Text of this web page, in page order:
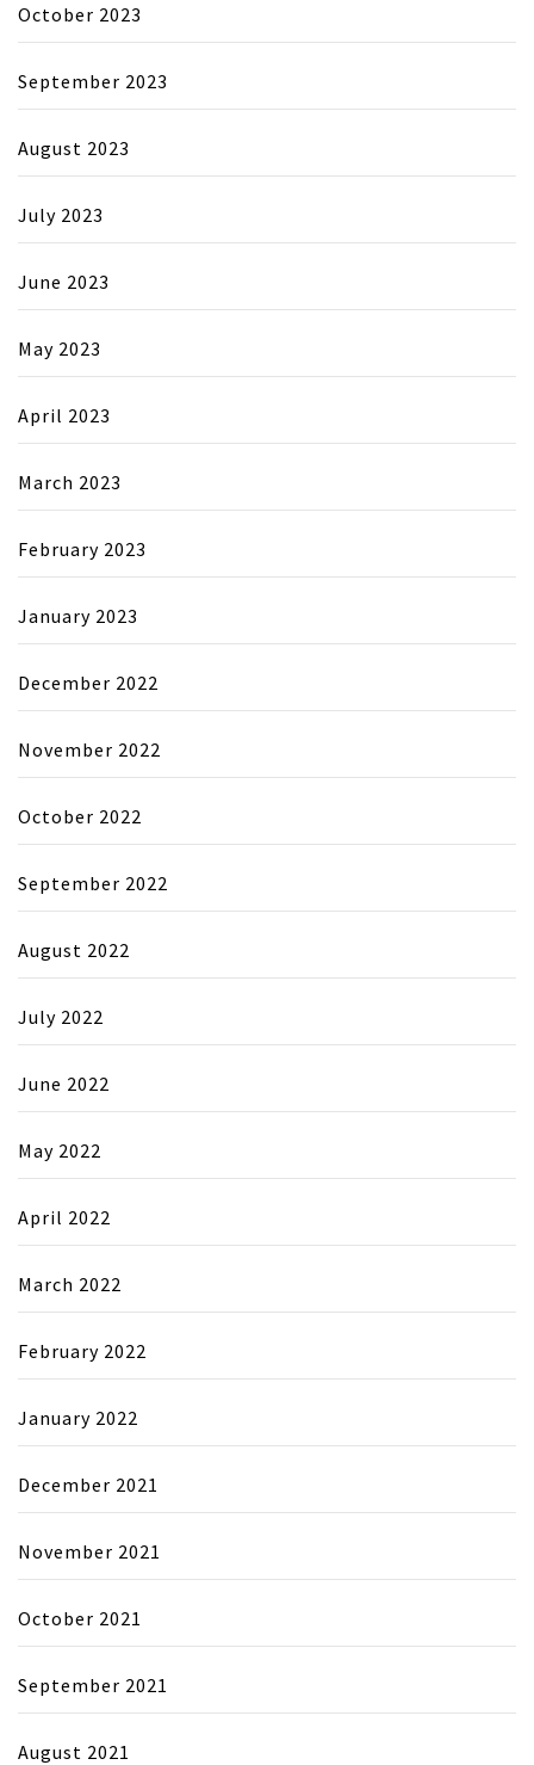
October 2023
September 2023
August 2023
July 2023
June 2023
May 2023
April 2023
March 2023
February 2023
January 2023
December 2022
November 2022
October 2022
September 2022
August 2022
July 2022
June 2022
May 2022
April 2022
March 2022
February 2022
January 2022
December 2021
November 2021
October 2021
September 2021
August 2021